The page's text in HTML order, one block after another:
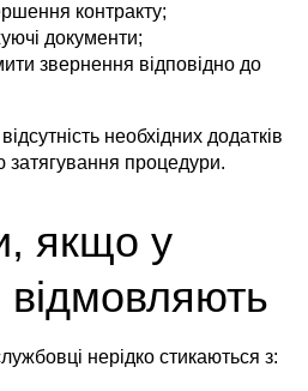
контракту;
документи;
звернення відповідно до
необхідних додатків
процедури.
якщо у
відмовляють
нерідко стикаються з: